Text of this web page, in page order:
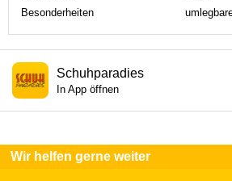
Besonderheiten
Schuhparadies
In App öffnen
Wir helfen gerne weiter